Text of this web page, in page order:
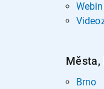
Města,
Brno